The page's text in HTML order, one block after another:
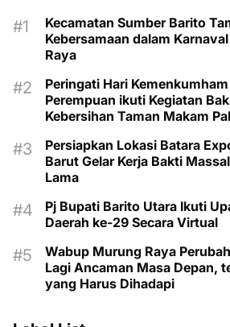
Kecamatan Sumber Barito
Kebersamaan dalam
Raya
Peringati Hari
Perempuan ikuti Kegiatan
Kebersihan Taman Makam
Persiapkan Lokasi Batara
Barut Gelar Kerja Bakti
Lama
Pj Bupati Barito Utara Ikuti
Daerah ke-29 Secara Virtual
Wabup Murung Raya
Lagi Ancaman Masa Depan,
yang Harus Dihadapi